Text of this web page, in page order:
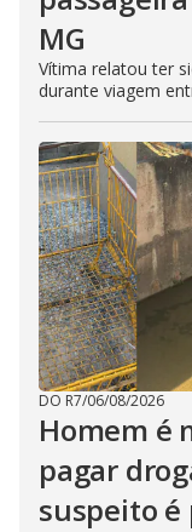
MG
Vítima relatou ter
durante viagem
DO R7/06/08/2026
Homem é
pagar
suspeito é